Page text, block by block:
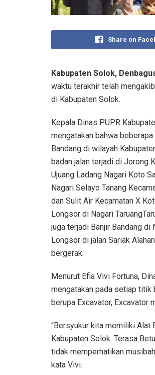
Share on
Kabupaten Solok,
waktu terakhir telah
di Kabupaten Solok.
Kepala Dinas PUPR
mengatakan bahwa
Bandang di wilayah
badan jalan terjadi di Jorong
Ujuang Ladang Nagari Koto
Nagari Selayo Tanang
dan Sulit Air Kecamatan X
Longsor di Nagari
juga terjadi Banjir Bandang
Longsor di jalan Sariak
bergerak.
Menurut Efia Vivi Fortuna,
mengatakan pada setiap titik
berupa Excavator, Excavator
“Bersyukur kita memiliki Alat
Kabupaten Solok. Terasa
tidak memperhatikan
kata Vivi.